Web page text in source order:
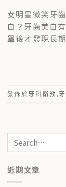
女明星微笑牙
白？牙齒美白
罩後才發現長
發佈於牙科衛教,
近期文章